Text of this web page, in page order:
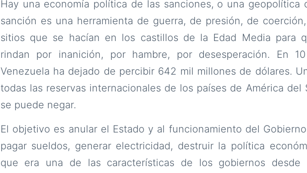
Hay una economía política de las sanciones, o una geopolítica
sanción es una herramienta de guerra, de presión, de
sitios que se hacían en los castillos de la Edad Media para
rindan por inanición, por hambre, por desesperación. En
Venezuela ha dejado de percibir 642 mil millones de dólares.
todas las reservas internacionales de los países de América del
se puede negar.
El objetivo es anular el Estado y al funcionamiento del
pagar sueldos, generar electricidad, destruir la política
que era una de las características de los gobiernos desde